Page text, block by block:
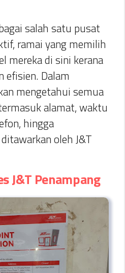
salah satu pusat
ramai yang memilih
mereka di sini kerana
efisien. Dalam
mengetahui semua
alamat, waktu
hingga
oleh J&T
J&T Penampang